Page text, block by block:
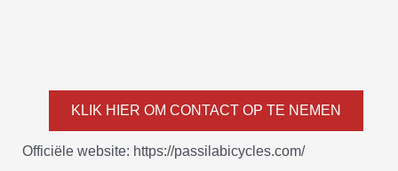
KLIK HIER OM CONTACT OP TE NEMEN
Officiële website: https://passilabicycles.com/